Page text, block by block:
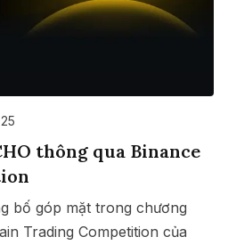
thông qua Binance
bố góp mặt trong chương
Trading Competition của